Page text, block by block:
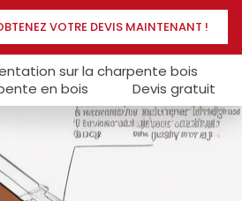
VOTRE DEVIS MAINTENANT !
sur la charpente bois
en bois
Devis gratuit